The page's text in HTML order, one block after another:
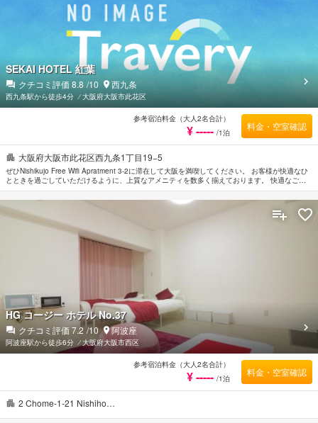
大阪府大阪市此花区西九条1丁目19−5
ぜひNishikujo Free Wifi Apratment 3-2に滞在して大阪を満喫してください。 お客様が快適なひ
とときを過ごしていただけるように、上質なアメニティを数多く揃えております。 快適なご滞
在に必要不可欠なポケットWi-Fiレンタル, 24時間チェックイン, 全館禁煙などの設備・サービス
を完備しています。 贅沢なインテリアと便利なアメニティを各お部屋に整えております。 当施
設ではさまざまなレクリエーションをご体験いただけます。 大阪市内中心に位置する便利なロ
ケーション、フレンドリーなスタッフ、そしてバラエティあふれる設備・サービスを兼ね揃えた
Nishikujo Free Wifi Apratment 3-2は、多くの人に選ばれています。
SEKAI HOTEL 紅葉
クチコミ評価 8.8 /10 西九条
西九条駅から徒歩4分 ⁄大阪府大阪市此花区
参考宿泊料金（大人2名合計）
¥ ----- /1泊
料金・空室確認
2 Chome-1-21 Nishiho…
HG コージー ホテル No.37
クチコミ評価7.2 /10 阿波座
阿波座駅から徒歩6分 ⁄大阪府大阪市西区
参考宿泊料金（大人2名合計）
¥ ----- /1泊
料金・空室確認